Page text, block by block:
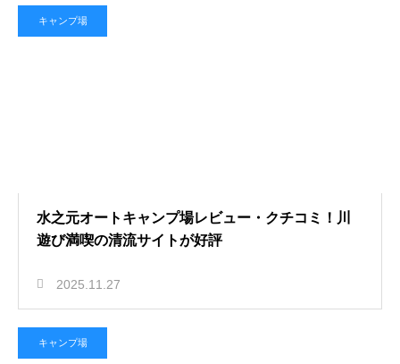
キャンプ場
水之元オートキャンプ場レビュー・クチコミ！川
遊び満喫の清流サイトが好評
2025.11.27
キャンプ場